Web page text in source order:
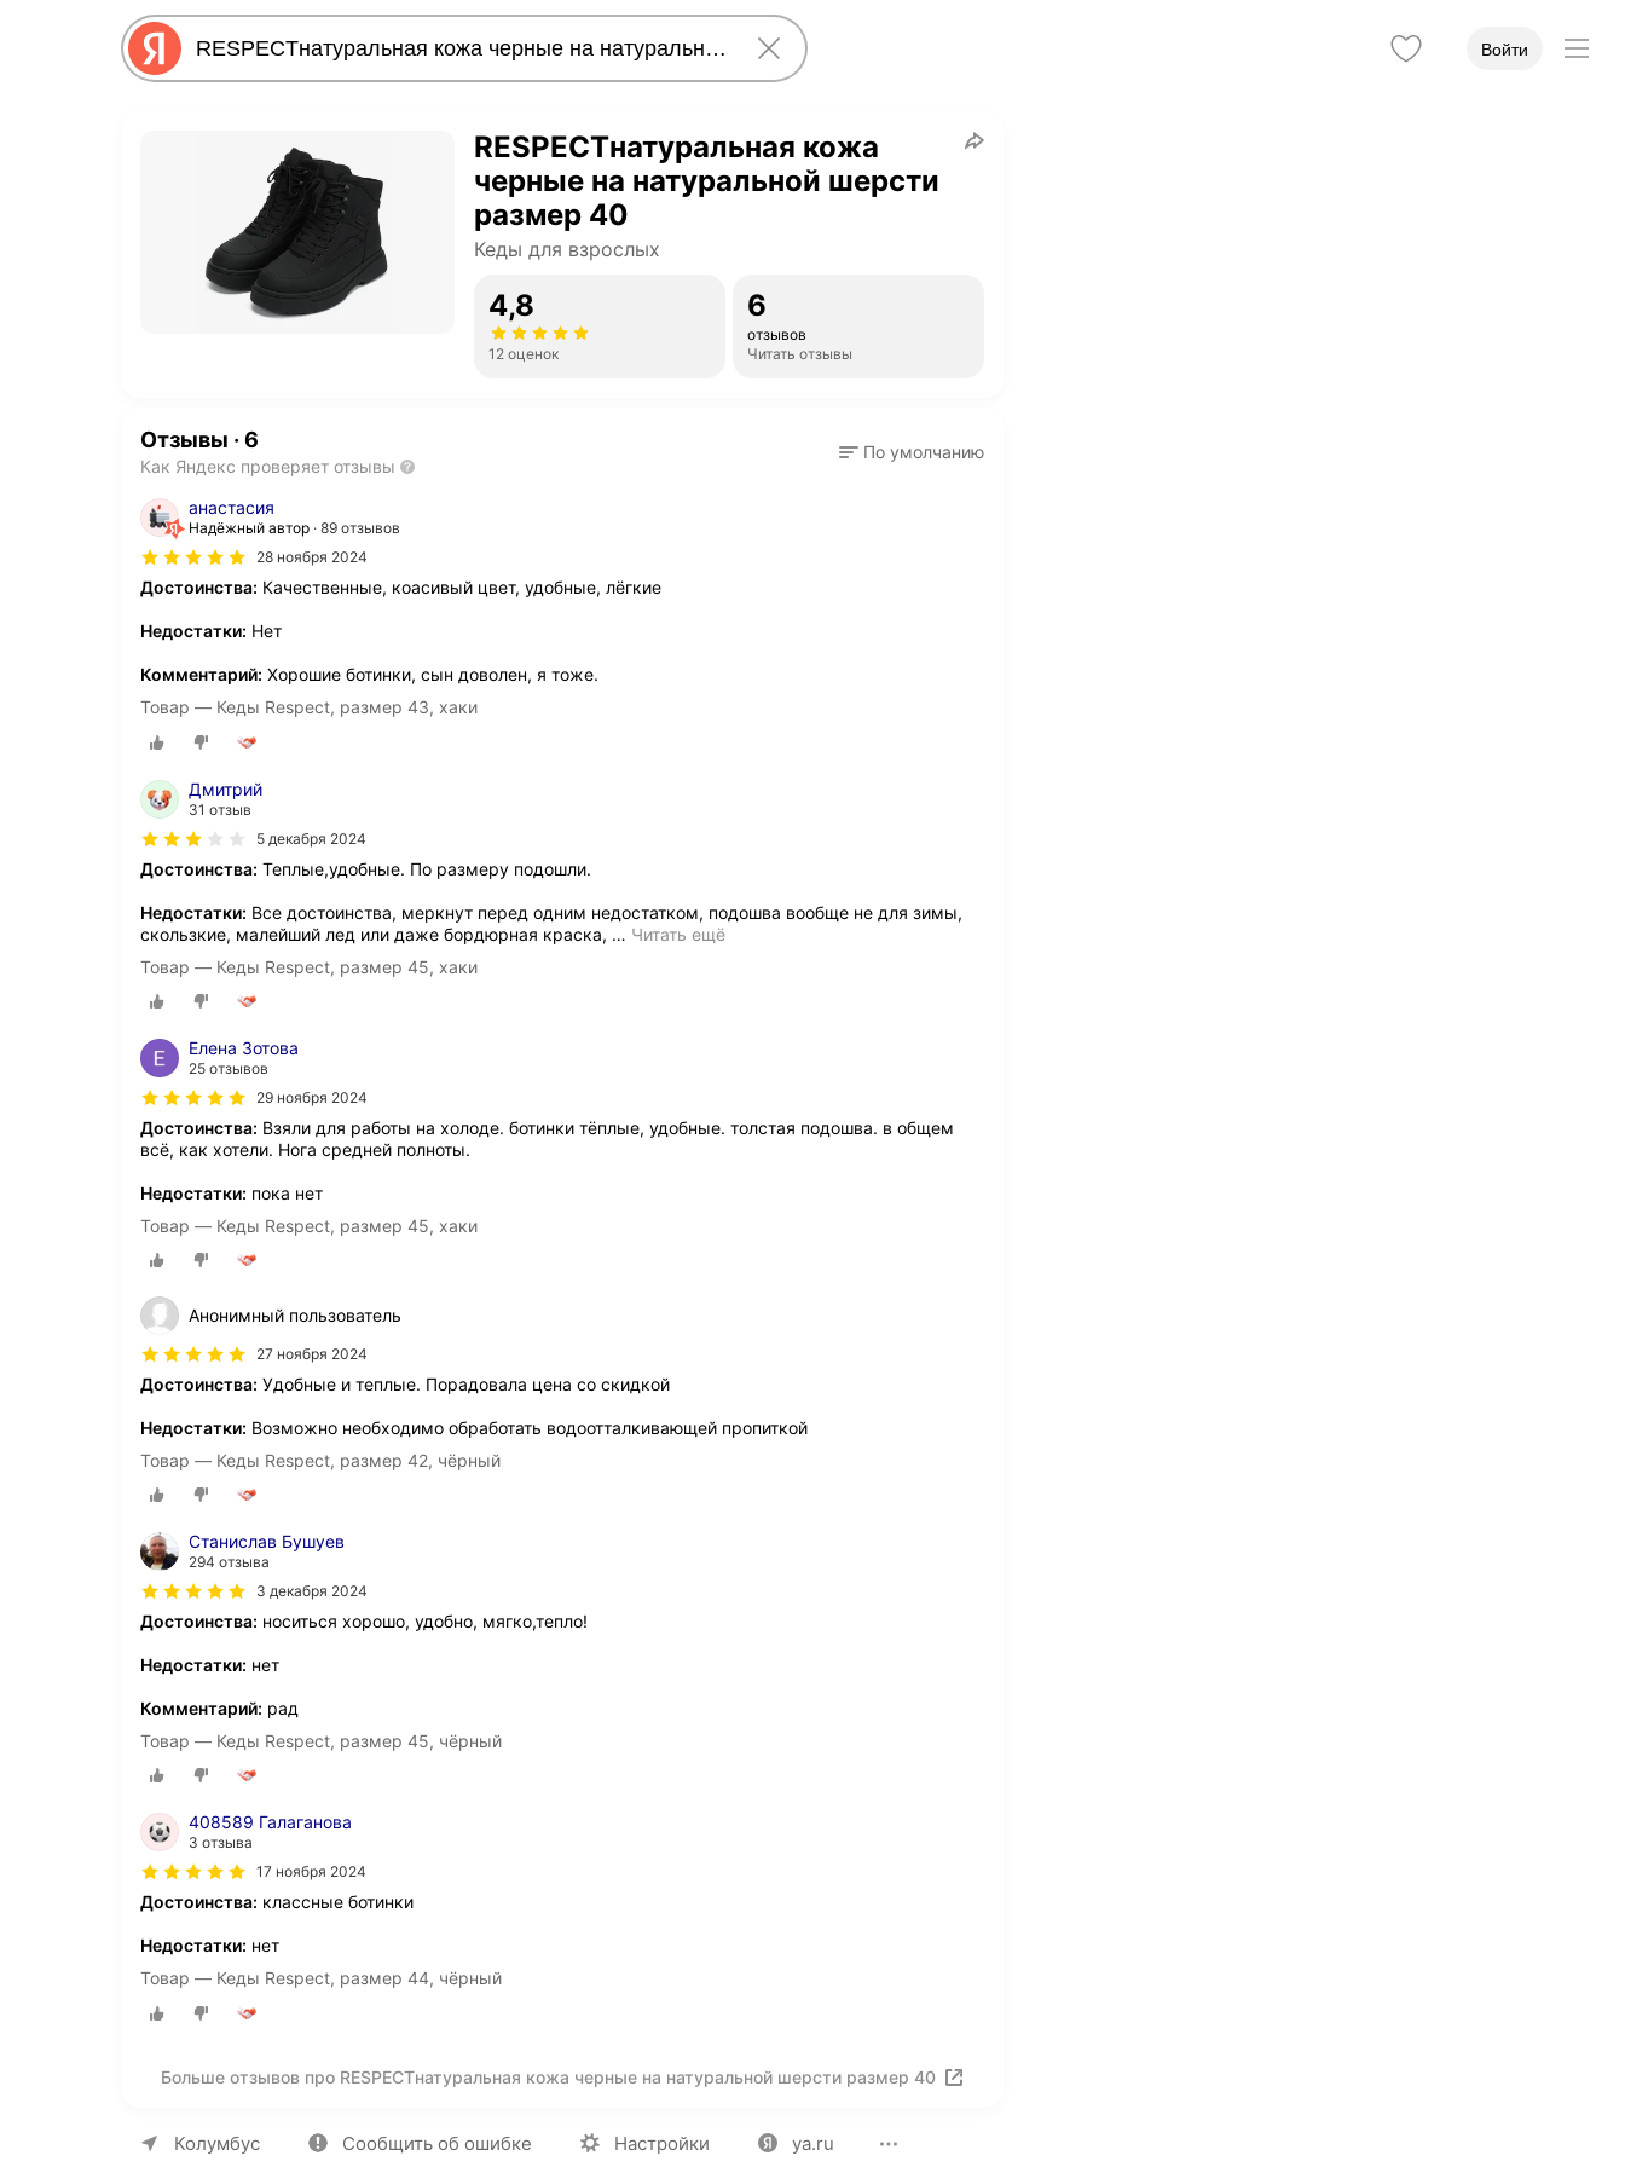
Войти
RESPECTнатуральная кожа
черные на натуральной шерсти
размер 40
Кеды для взрослых
4,8
12 оценок
6
отзывов
Читать отзывы
Отзывы · 6
Как Яндекс проверяет отзывы
По умолчанию
анастасия
Надёжный автор 89 отзывов
28 ноября 2024
Достоинства: Качественные, коасивый цвет, удобные, лёгкие
Недостатки: Нет
Комментарий: Хорошие ботинки, сын доволен, я тоже.
Товар — Кеды Respect, размер 43, хаки
Дмитрий
31 отзыв
5 декабря 2024
Достоинства: Теплые,удобные. По размеру подошли.
Недостатки: Все достоинства, меркнут перед одним недостатком, подошва вообще не для зимы,
скользкие, малейший лед или даже бордюрная краска, … Читать ещё
Товар — Кеды Respect, размер 45, хаки
Елена Зотова
25 отзывов
29 ноября 2024
Достоинства: Взяли для работы на холоде. ботинки тёплые, удобные. толстая подошва. в общем
всё, как хотели. Нога средней полноты.
Недостатки: пока нет
Товар — Кеды Respect, размер 45, хаки
Анонимный пользователь
27 ноября 2024
Достоинства: Удобные и теплые. Порадовала цена со скидкой
Недостатки: Возможно необходимо обработать водоотталкивающей пропиткой
Товар — Кеды Respect, размер 42, чёрный
Станислав Бушуев
294 отзыва
3 декабря 2024
Достоинства: носиться хорошо, удобно, мягко,тепло!
Недостатки: нет
Комментарий: рад
Товар — Кеды Respect, размер 45, чёрный
408589 Галаганова
3 отзыва
17 ноября 2024
Достоинства: классные ботинки
Недостатки: нет
Товар — Кеды Respect, размер 44, чёрный
Больше отзывов про RESPECTнатуральная кожа черные на натуральной шерсти размер 40
Колумбус Сообщить об ошибке Настройки ya.ru